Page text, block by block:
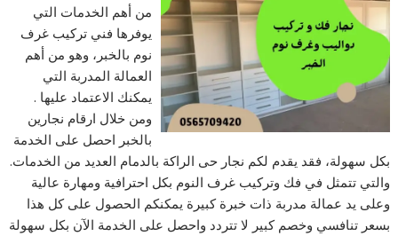
من أهم الخدمات التي
يوفرها فني تركيب غرف
نوم بالخبر، وهو من أهم
العمالة المدربة التي
يمكنك الاعتماد عليها .
ومن خلال ارقام نجارين
بالخبر احصل على الخدمة
بكل سهولة، فقد يقدم لكم نجار حى الراكة بالدمام العديد من الخدمات.
والتي تتمثل في فك وتركيب غرف النوم بكل احترافية ومهارة عالية
وعلى يد عمالة مدربة ذات خبرة كبيرة يمكنكم الحصول على كل هذا
بسعر تنافسي وخصم كبير لا تتردد واحصل على الخدمة الآن بكل سهولة